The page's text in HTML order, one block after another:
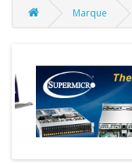
Marque